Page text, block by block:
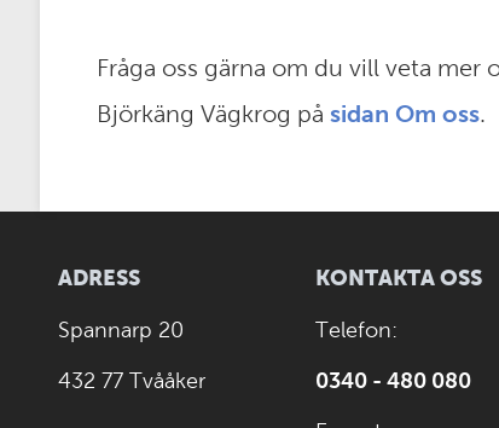
Fråga oss gärna om du vill veta mer
Björkäng Vägkrog på sidan Om oss.
ADRESS
Spannarp 20
432 77 Tvååker
KONTAKTA OSS
Telefon:
0340 - 480 080